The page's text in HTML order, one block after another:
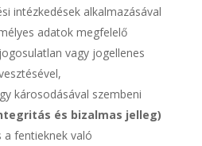
intézkedések alkalmazásával
adatok megfelelő
vagy jogellenes
károsodásával szembeni
és bizalmas jelleg)
a fentieknek való